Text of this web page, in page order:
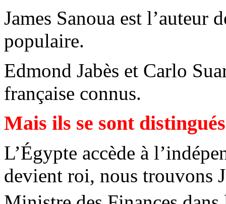
James Sanoua est l’auteur
populaire.
Edmond Jabès et Carlo
française connus.
Mais ils se sont
L’Égypte accède à
devient roi, nous trouvons